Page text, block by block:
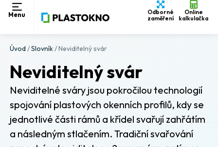
Menu
Odborné
zaměření
Online
kalkulačka
Úvod/Slovník/Neviditelný svár
Neviditelný svár
Neviditelné sváry jsou pokročilou technologií
spojování plastových okenních profilů, kdy se
jednotlivé části rámů a křídel svařují zahřátím
a následným stlačením. Tradiční svařování